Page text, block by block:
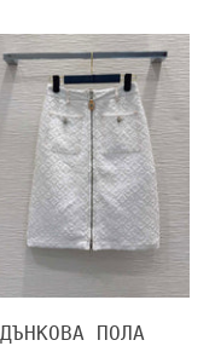
ДЪНКОВА ПОЛА